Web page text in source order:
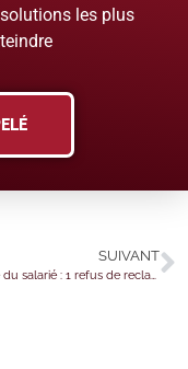
les plus
SUIVANT
Inaptitude du salarié : 1 refus de reclassement = 1 licenciement ?